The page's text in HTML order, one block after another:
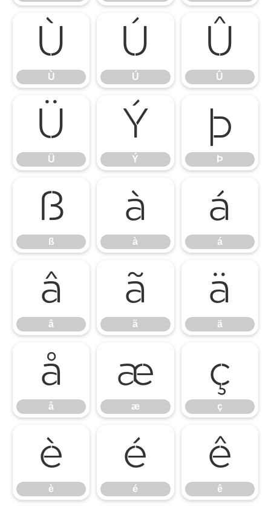
Ù
Ù
Ú
Ú
Û
Û
Ü
Ü
Ý
Ý
Þ
Þ
ß
ß
à
à
á
á
â
â
ã
ã
ä
ä
å
å
æ
æ
ç
ç
è
è
é
é
ê
ê